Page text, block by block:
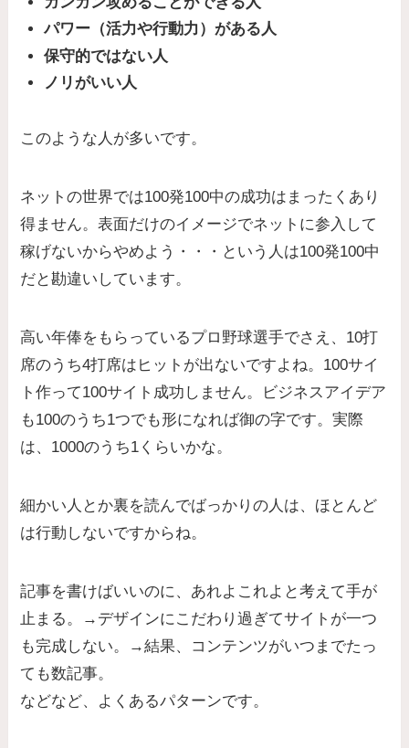
パワー（活力や行動力）がある人
保守的ではない人
ノリがいい人
このような人が多いです。
ネットの世界では100発100中の成功はまったくあり
得ません。表面だけのイメージでネットに参入して
稼げないからやめよう・・・という人は100発100中
だと勘違いしています。
高い年俸をもらっているプロ野球選手でさえ、10打
席のうち4打席はヒットが出ないですよね。100サイ
ト作って100サイト成功しません。ビジネスアイデア
も100のうち1つでも形になれば御の字です。実際
は、1000のうち1くらいかな。
細かい人とか裏を読んでばっかりの人は、ほとんど
は行動しないですからね。
記事を書けばいいのに、あれよこれよと考えて手が
止まる。→デザインにこだわり過ぎてサイトが一つ
も完成しない。→結果、コンテンツがいつまでたっ
ても数記事。
などなど、よくあるパターンです。